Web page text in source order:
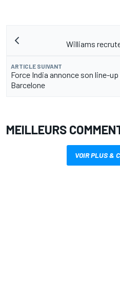
Williams
ARTICLE SUIVANT
Force India annonce son line-
Barcelone
MEILLEURS
VOIR PLUS &